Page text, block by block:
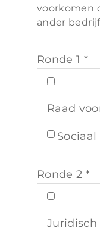
voorkomen
ander
Ronde 1 *
Raad
Ronde 2 *
Juridisch